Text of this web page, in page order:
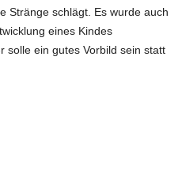
Stränge schlägt. Es wurde auch
eines Kindes
solle ein gutes Vorbild sein statt